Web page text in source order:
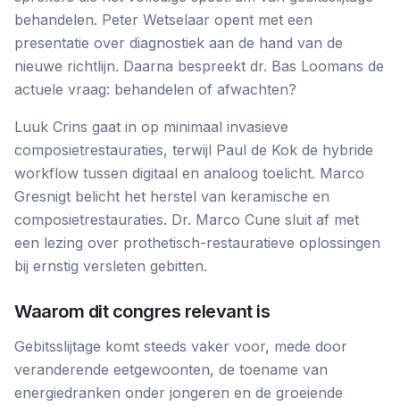
behandelen. Peter Wetselaar opent met een
presentatie over diagnostiek aan de hand van de
nieuwe richtlijn. Daarna bespreekt dr. Bas Loomans de
actuele vraag: behandelen of afwachten?
Luuk Crins gaat in op minimaal invasieve
composietrestauraties, terwijl Paul de Kok de hybride
workflow tussen digitaal en analoog toelicht. Marco
Gresnigt belicht het herstel van keramische en
composietrestauraties. Dr. Marco Cune sluit af met
een lezing over prothetisch-restauratieve oplossingen
bij ernstig versleten gebitten.
Waarom dit congres relevant is
Gebitsslijtage komt steeds vaker voor, mede door
veranderende eetgewoonten, de toename van
energiedranken onder jongeren en de groeiende